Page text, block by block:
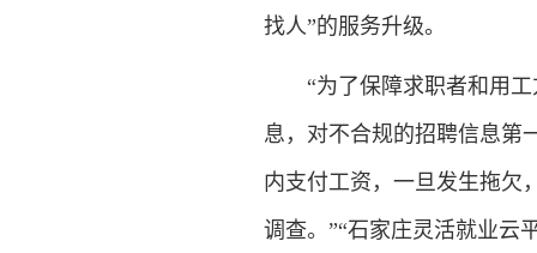
找人”的服务升级。
“为了保障求职者和用
息，对不合规的招聘信息第
内支付工资，一旦发生拖欠
调查。”“石家庄灵活就业云